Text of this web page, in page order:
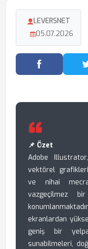
LEVERSNET
05.07.2026
📌 Özet
Adobe
vektörel
ve nihai
vazgeçilmez
ekranlardan
geniş bir
sunabilmeleri,